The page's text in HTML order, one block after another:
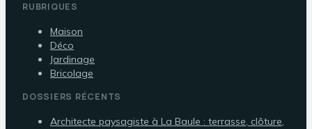
RUBRIQUES
Maison
Déco
Jardinage
Bricolage
DOSSIERS RÉCENTS
Architecte paysagiste à La Baule : terrasse, clôture,